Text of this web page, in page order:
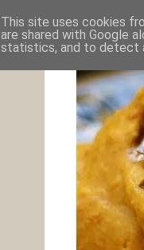
This site uses cookies
are shared with Google
statistics, and to detect